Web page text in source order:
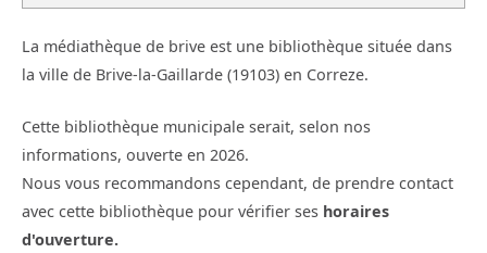
La médiathèque de brive est une bibliothèque située dans
la ville de Brive-la-Gaillarde (19103) en Correze.
Cette bibliothèque municipale serait, selon nos
informations, ouverte en 2026.
Nous vous recommandons cependant, de prendre contact
avec cette bibliothèque pour vérifier ses horaires
d'ouverture.